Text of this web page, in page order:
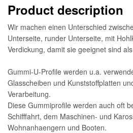
Product description
Wir machen einen Unterschied
Unterseite, runder Unterseite, mit
Verdickung, damit sie geeignet sind
Gummi-U-Profile werden u.a.
Glasscheiben und Kunststoffplatten
Verarbeitung.
Diese Gummiprofile werden auch oft
Schifffahrt, dem Maschinen- und
Wohnanhaengern und Booten.